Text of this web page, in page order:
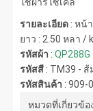
รายละเอียด : หน้
ยาว : 2.50 หลา /
รหัสผ้า :QP288G
รหัสสี : TM39 - ส้
รหัสสินค้า :909-
หมวดที่เกี่ยวข้อ